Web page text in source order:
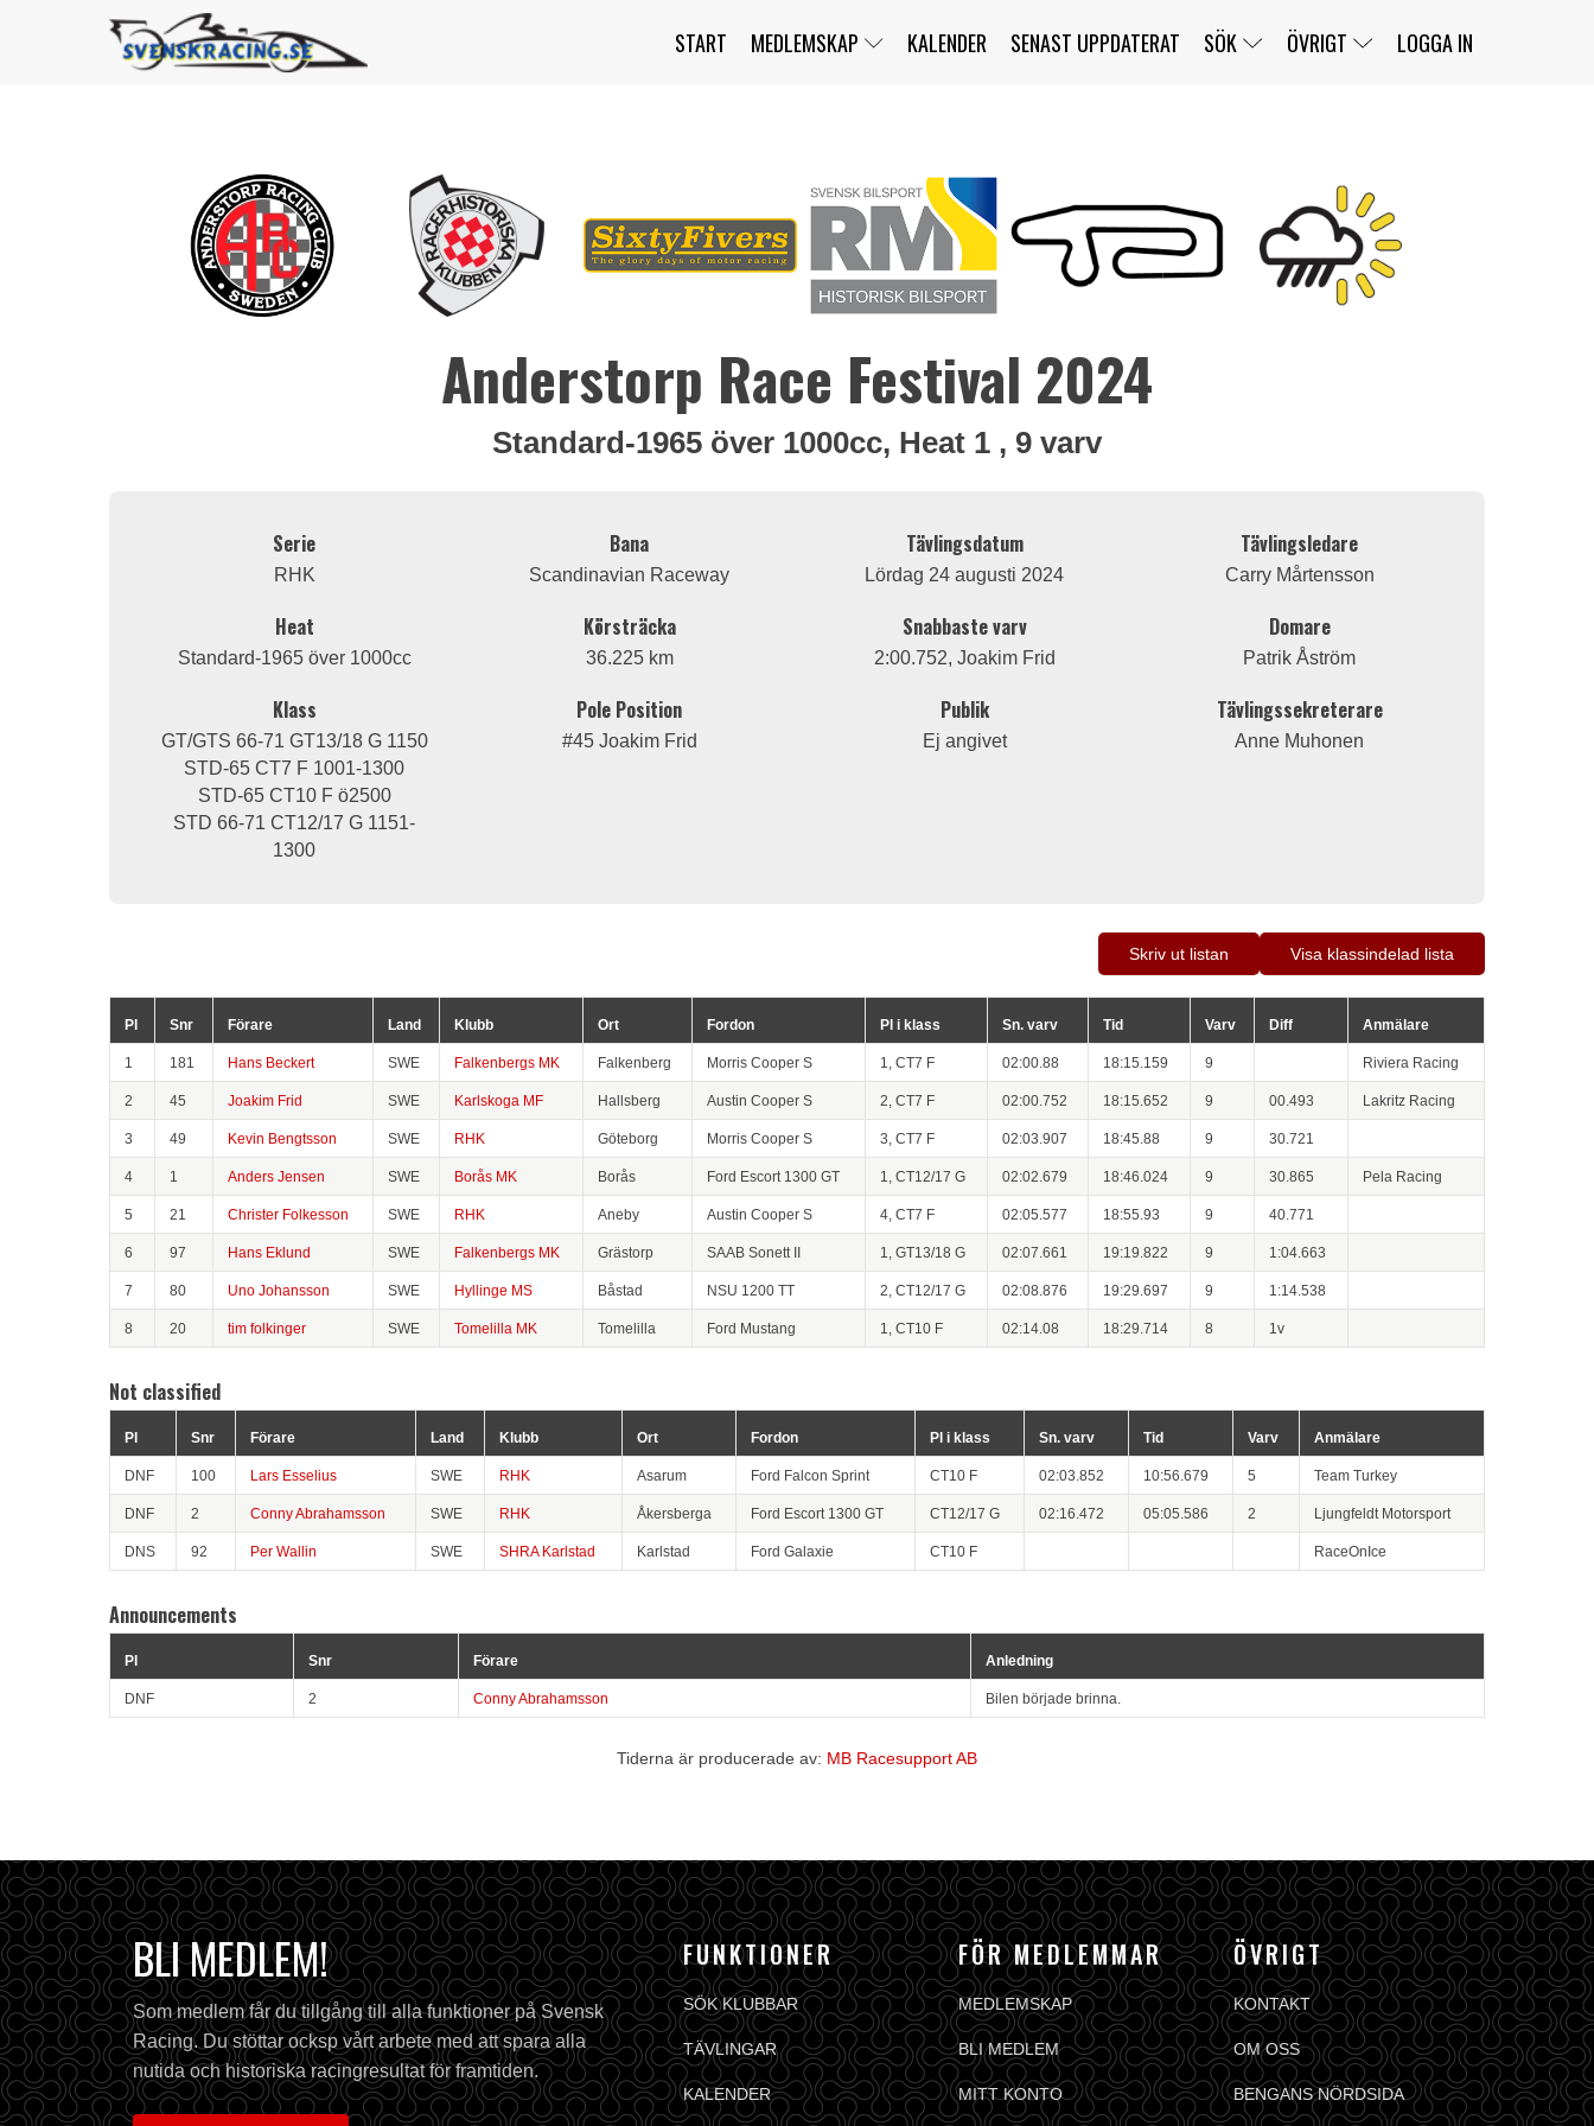
START MEDLEMSKAP KALENDER SENAST UPPDATERAT SÖK
TÄVLINGAR
FÖRARE
KLUBBAR
ÖVRIGT LOGGA IN
Anderstorp Race Festival 2024
Standard-1965 över 1000cc, Heat 1 , 9 varv
Serie
RHK
Heat
Standard-1965 över 1000cc
Klass
GT/GTS 66-71 GT13/18 G 1150
STD-65 CT7 F 1001-1300
STD-65 CT10 F ö2500
STD 66-71 CT12/17 G 1151-
1300
Bana
Scandinavian Raceway
Körsträcka
36.225 km
Pole Position
#45 Joakim Frid
Tävlingsdatum
Lördag 24 augusti 2024
Snabbaste varv
2:00.752, Joakim Frid
Publik
Ej angivet
Tävlingsledare
Carry Mårtensson
Domare
Patrik Åström
Tävlingssekreterare
Anne Muhonen
Skriv ut listan Visa klassindelad lista
Pl Snr Förare Land Klubb Ort Fordon Pl i klass Sn. varv Tid Varv Diff Anmälare
1 181 Hans Beckert SWE Falkenbergs MK Falkenberg Morris Cooper S 1, CT7 F 02:00.88 18:15.159 9 Riviera Racing
2 45 Joakim Frid SWE Karlskoga MF Hallsberg Austin Cooper S 2, CT7 F 02:00.752 18:15.652 9 00.493 Lakritz Racing
3 49 Kevin Bengtsson SWE RHK Göteborg Morris Cooper S 3, CT7 F 02:03.907 18:45.88 9 30.721
4 1 Anders Jensen SWE Borås MK Borås Ford Escort 1300 GT 1, CT12/17 G 02:02.679 18:46.024 9 30.865 Pela Racing
5 21 Christer Folkesson SWE RHK Aneby Austin Cooper S 4, CT7 F 02:05.577 18:55.93 9 40.771
6 97 Hans Eklund SWE Falkenbergs MK Grästorp SAAB Sonett II 1, GT13/18 G 02:07.661 19:19.822 9 1:04.663
7 80 Uno Johansson SWE Hyllinge MS Båstad NSU 1200 TT 2, CT12/17 G 02:08.876 19:29.697 9 1:14.538
8 20 tim folkinger SWE Tomelilla MK Tomelilla Ford Mustang 1, CT10 F 02:14.08 18:29.714 8 1v
Not classified
Pl Snr Förare Land Klubb Ort Fordon Pl i klass Sn. varv Tid Varv Anmälare
DNF 100 Lars Esselius SWE RHK Asarum Ford Falcon Sprint CT10 F 02:03.852 10:56.679 5 Team Turkey
DNF 2 Conny Abrahamsson SWE RHK Åkersberga Ford Escort 1300 GT CT12/17 G 02:16.472 05:05.586 2 Ljungfeldt Motorsport
DNS 92 Per Wallin SWE SHRA Karlstad Karlstad Ford Galaxie CT10 F RaceOnIce
Announcements
Pl Snr Förare Anledning
DNF 2 Conny Abrahamsson Bilen började brinna.
Tiderna är producerade av: MB Racesupport AB
BLI MEDLEM!
Som medlem får du tillgång till alla funktioner på Svensk
Racing. Du stöttar ocksp vårt arbete med att spara alla
nutida och historiska racingresultat för framtiden.
FUNKTIONER
SÖK KLUBBAR
TÄVLINGAR
KALENDER
FÖR MEDLEMMAR
MEDLEMSKAP
BLI MEDLEM
MITT KONTO
ÖVRIGT
KONTAKT
OM OSS
BENGANS NÖRDSIDA